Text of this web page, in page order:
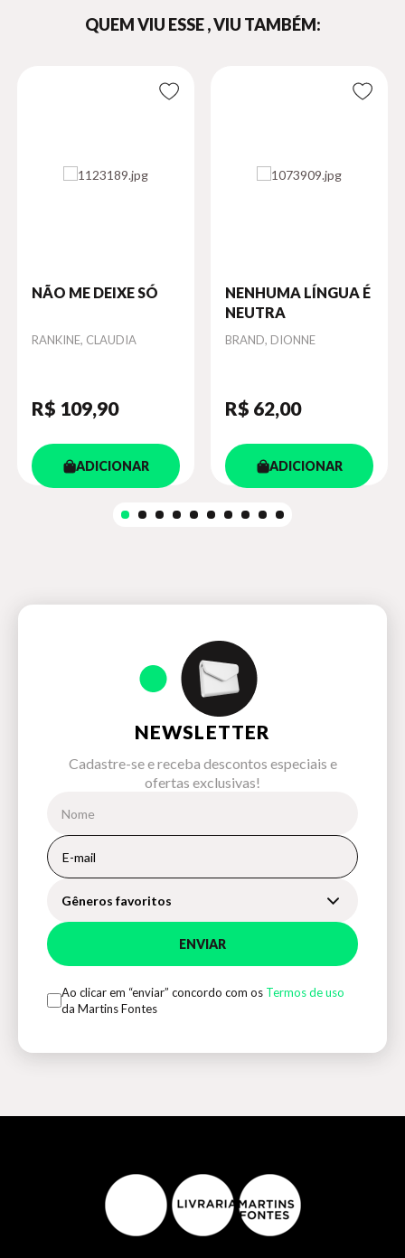
QUEM VIU ESSE , VIU TAMBÉM:
NÃO ME DEIXE SÓ
Autor
RANKINE, CLAUDIA
R$ 109,90
ADICIONAR
NENHUMA LÍNGUA É
NEUTRA
Autor
BRAND, DIONNE
R$ 62,00
ADICIONAR
NEWSLETTER
Cadastre-se e receba descontos especiais e
ofertas exclusivas!
Gêneros favoritos
ENVIAR
Ao clicar em “enviar” concordo com os Termos de uso
da Martins Fontes